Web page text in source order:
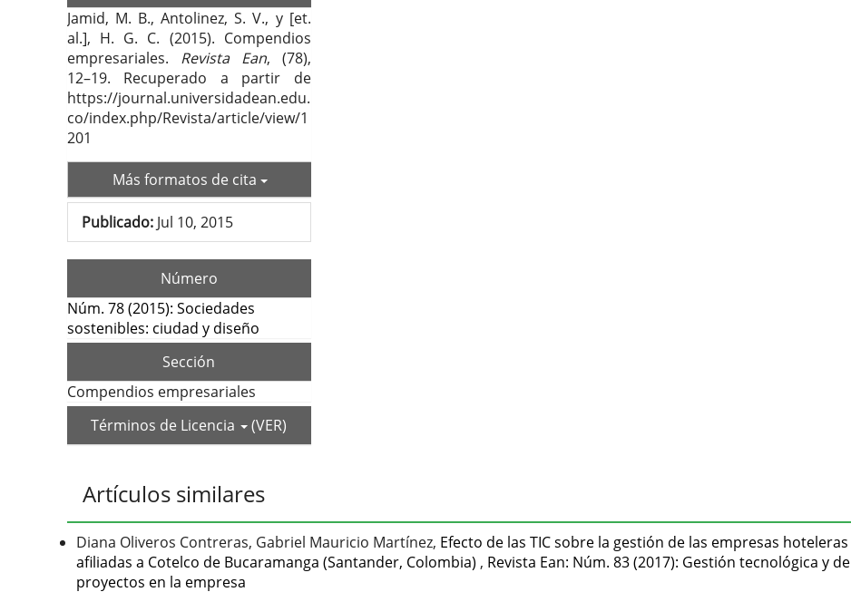
Jamid, M. B., Antolinez, S. V., y [et.
al.], H. G. C. (2015). Compendios
empresariales. Revista Ean, (78),
12–19. Recuperado a partir de
https://journal.universidadean.edu.
co/index.php/Revista/article/view/1
201
Más formatos de cita
Publicado: Jul 10, 2015
Número
Núm. 78 (2015): Sociedades
sostenibles: ciudad y diseño
Sección
Compendios empresariales
Términos de Licencia
(VER)
Artículos similares
Diana Oliveros Contreras, Gabriel Mauricio Martínez, Efecto de las TIC sobre la gestión de las empresas hoteleras
afiliadas a Cotelco de Bucaramanga (Santander, Colombia) , Revista Ean: Núm. 83 (2017): Gestión tecnológica y de
proyectos en la empresa